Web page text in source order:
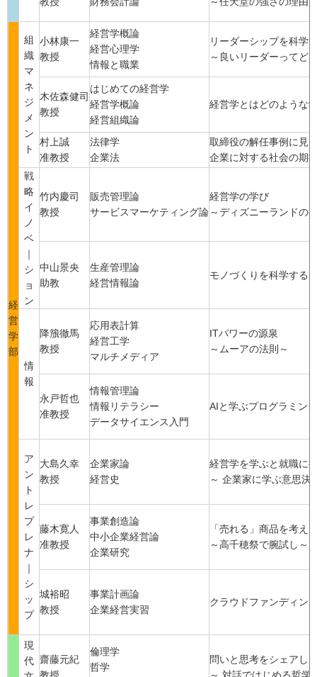
経
営
学
部
組
織
マ
ネ
ジ
メ
ン
ト
小林康一
教授
経営学概論
経営心理学
情報と職業
リーダーシップを科学
～良いリーダーってど
木佐森健司
教授
はじめての経営学
経営学概論
経営組織論
経営学とはどのような
村上誠
准教授
法律学
企業法
取締役の解任事例に見
企業に対する社会の期
戦
略
イ
ノ
ベ
｜
シ
ョ
ン
竹内慶司
教授
販売管理論
サービスマーケティング論
経営学の学び
～ディズニーランドの
中山景央
助教
生産管理論
経営情報論
モノづくりを科学する
情
報
降籏徹馬
教授
応用表計算
経営工学
マルチメディア
ITパワーの源泉
～ムーアの法則～
永戸哲也
准教授
情報管理論
情報リテラシー
データサイエンス入門
AIと学ぶプログラミング
ア
ン
ト
レ
プ
レ
ナ
｜
シ
ッ
プ
大島久幸
教授
企業家論
経営史
経営学を学ぶと就職に
～ 企業家に学ぶ意思決
藤木寛人
准教授
事業創造論
中小企業経営論
企業研究
「売れる」商品を考え
～高千穂祭で腕試し～
城裕昭
教授
事業計画論
企業経営実習
クラウドファンディン
現
代 齋藤元紀
倫理学
哲学
問いと思考をシェアし